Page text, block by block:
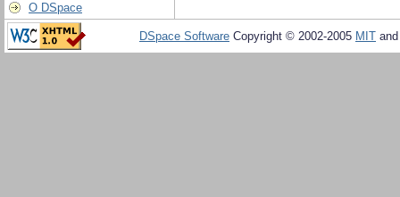
О DSpace
DSpace Software Copyright © 2002-2005 MIT